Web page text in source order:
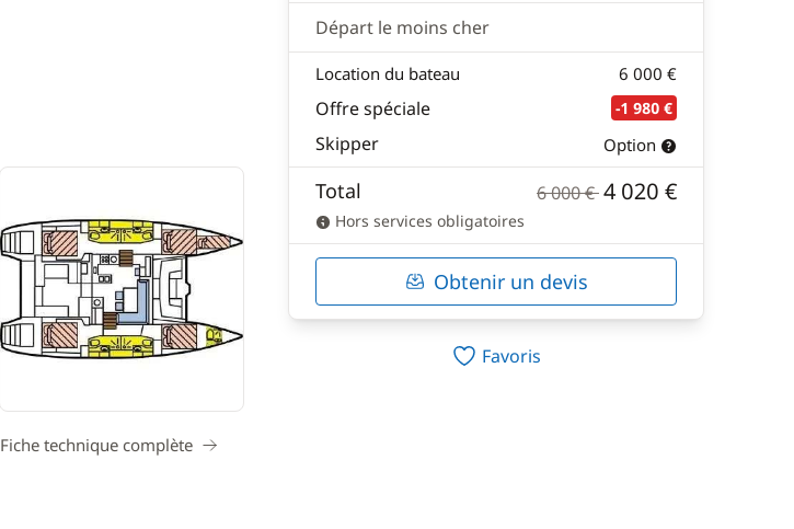
Fiche technique complète
Départ le moins cher
Location du bateau 6 000 €
Offre spéciale -1 980 €
Skipper Option
Total 6 000 €4 020 €
Hors services obligatoires
Obtenir un devis
Favoris